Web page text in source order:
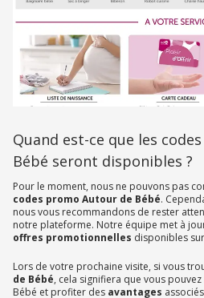
Quand est-ce que les
Bébé seront disponibles ?
Pour le moment, nous ne pouvons pas
codes promo Autour de Bébé.
nous vous recommandons de rester
notre plateforme. Notre équipe met à
offres promotionnelles disponibles
Lors de votre prochaine visite, si vous
de Bébé, cela signifiera que vous
Bébé et profiter des avantages